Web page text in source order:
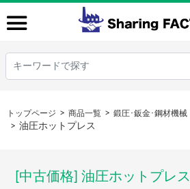
トップページ 商品一覧 鍛圧･鈑金･鋼材機械
油圧ホットプレス
[中古価格] 油圧ホットプレス